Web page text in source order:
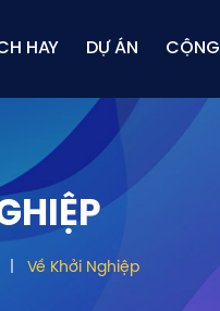
HAY DỰ ÁN
Về Khởi Nghiệp